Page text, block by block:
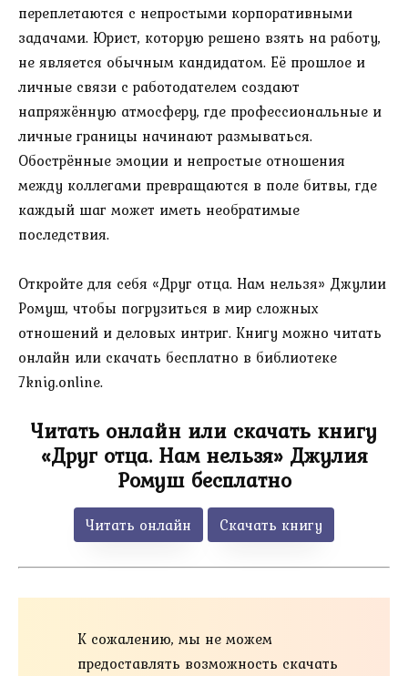
переплетаются с непростыми корпоративными
задачами. Юрист, которую решено взять на работу,
не является обычным кандидатом. Её прошлое и
личные связи с работодателем создают
напряжённую атмосферу, где профессиональные и
личные границы начинают размываться.
Обострённые эмоции и непростые отношения
между коллегами превращаются в поле битвы, где
каждый шаг может иметь необратимые
последствия.
Откройте для себя «Друг отца. Нам нельзя» Джулии
Ромуш, чтобы погрузиться в мир сложных
отношений и деловых интриг. Книгу можно читать
онлайн или скачать бесплатно в библиотеке
7knig.online.
Читать онлайн или скачать книгу
«Друг отца. Нам нельзя» Джулия
Ромуш бесплатно
Читать онлайн Скачать книгу
К сожалению, мы не можем
предоставлять возможность скачать